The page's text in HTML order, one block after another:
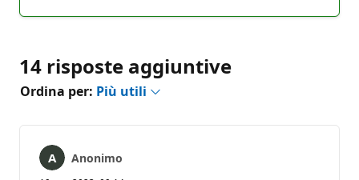
14 risposte aggiuntive
Ordina per: Più utili
Anonimo